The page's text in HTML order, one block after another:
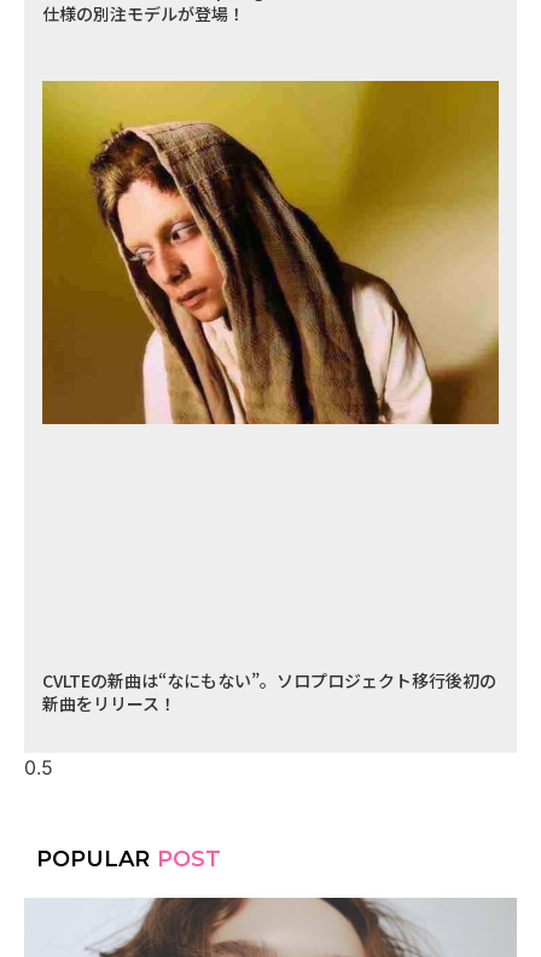
仕様の別注モデルが登場！
CVLTEの新曲は“なにもない”。ソロプロジェクト移行後初の
新曲をリリース！
POPULAR POST